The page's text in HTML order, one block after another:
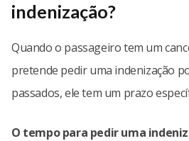
indenização?
Quando o passageiro tem um
pretende pedir uma indenização
passados, ele tem um prazo
O tempo para pedir uma